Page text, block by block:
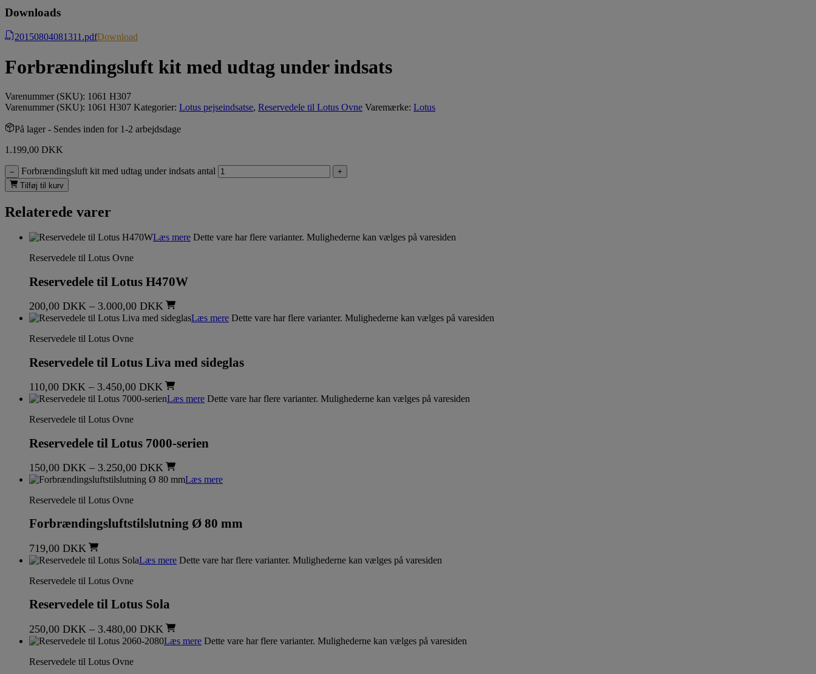
Downloads
20150804081311.pdfDownload
Forbrændingsluft kit med udtag under indsats
Varenummer (SKU): 1061 H307
Varenummer (SKU): 1061 H307 Kategorier: Lotus pejseindsatse, Reservedele til Lotus Ovne Varemærke: Lotus
På lager- Sendes inden for 1-2 arbejdsdage
1.199,00 DKK
– Forbrændingsluft kit med udtag under indsats antal
+
Tilføj til kurv
Relaterede varer
Læs mere Dette vare har flere varianter. Mulighederne kan vælges på varesiden
Reservedele til Lotus Ovne
Reservedele til Lotus H470W
200,00 DKK – 3.000,00 DKK
Læs mere Dette vare har flere varianter. Mulighederne kan vælges på varesiden
Reservedele til Lotus Ovne
Reservedele til Lotus Liva med sideglas
110,00 DKK – 3.450,00 DKK
Læs mere Dette vare har flere varianter. Mulighederne kan vælges på varesiden
Reservedele til Lotus Ovne
Reservedele til Lotus 7000-serien
150,00 DKK – 3.250,00 DKK
Læs mere
Reservedele til Lotus Ovne
Forbrændingsluftstilslutning Ø 80 mm
719,00 DKK
Læs mere Dette vare har flere varianter. Mulighederne kan vælges på varesiden
Reservedele til Lotus Ovne
Reservedele til Lotus Sola
250,00 DKK – 3.480,00 DKK
Læs mere Dette vare har flere varianter. Mulighederne kan vælges på varesiden
Reservedele til Lotus Ovne